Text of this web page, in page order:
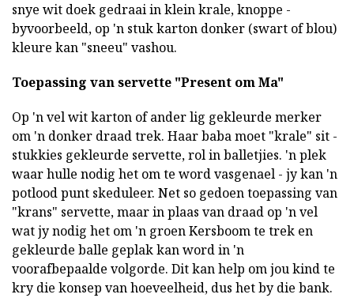
snye wit doek gedraai in klein krale, knoppe -
byvoorbeeld, op 'n stuk karton donker (swart of blou)
kleure kan "sneeu" vashou.
Toepassing van servette "Present om Ma"
Op 'n vel wit karton of ander lig gekleurde merker
om 'n donker draad trek. Haar baba moet "krale" sit -
stukkies gekleurde servette, rol in balletjies. 'n plek
waar hulle nodig het om te word vasgenael - jy kan 'n
potlood punt skeduleer. Net so gedoen toepassing van
"krans" servette, maar in plaas van draad op 'n vel
wat jy nodig het om 'n groen Kersboom te trek en
gekleurde balle geplak kan word in 'n
voorafbepaalde volgorde. Dit kan help om jou kind te
kry die konsep van hoeveelheid, dus het by die bank.